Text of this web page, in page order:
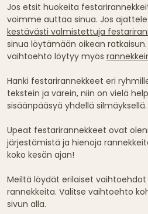
Jos etsit huokeita
voimme auttaa sinua. Jos
kestävästi valmistettuja
sinua löytämään oikean
vaihtoehto löytyy myös
Hanki festarirannekkeet eri
tekstein ja värein, niin on vielä
sisäänpääsyä yhdellä silmäyksellä.
Upeat festarirannekkeet ovat
järjestämistä ja hienoja
koko kesän ajan!
Meiltä löydät erilaiset
rannekkeita. Valitse vaihtoehto
sivun alla.